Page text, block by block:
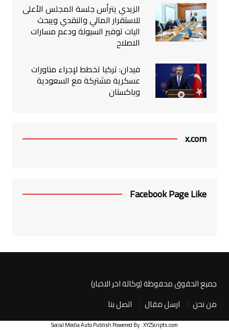
الزيدي يترأس جلسة المجلس الأعلى
للاستقرار المالي والنقدي ويبحث
اليات توفير السيولة ودعم مسارات
الاصلاح
فيدان: تركيا تخطط لإجراء مناورات
عسكرية مشتركة مع السعودية
وباكستان
x.com
Facebook Page Like
جميع الحقوق محفوظة (وكالة اخر الاخبار)
من نحن
ارسل مقال اتصل بنا
Social Media Auto Publish Powered By :XYZScripts.com